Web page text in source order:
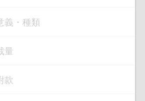
義・種類
量
款